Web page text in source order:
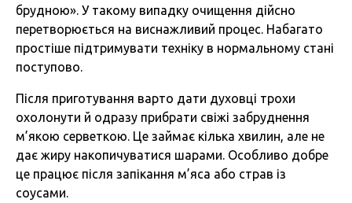
брудною». У такому випадку очищення дійсно
перетворюється на виснажливий процес. Набагато
простіше підтримувати техніку в нормальному стані
поступово.
Після приготування варто дати духовці трохи
охолонути й одразу прибрати свіжі забруднення
м’якою серветкою. Це займає кілька хвилин, але не
дає жиру накопичуватися шарами. Особливо добре
це працює після запікання м’яса або страв із
соусами.